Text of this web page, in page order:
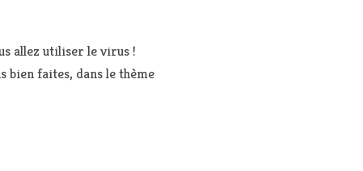
allez utiliser le virus !
bien faites, dans le thème